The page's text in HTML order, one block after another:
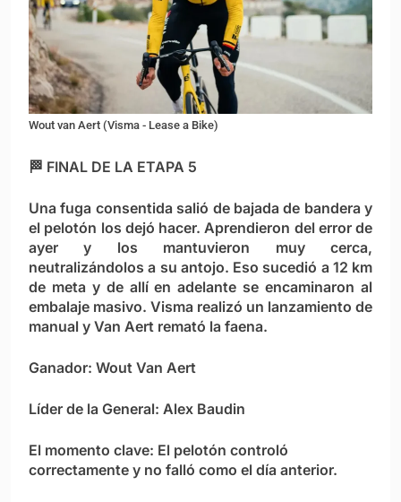
Wout van Aert (Visma - Lease a Bike)
🏁 FINAL DE LA ETAPA 5
Una fuga consentida salió de bajada de bandera y
el pelotón los dejó hacer. Aprendieron del error de
ayer y los mantuvieron muy cerca,
neutralizándolos a su antojo. Eso sucedió a 12 km
de meta y de allí en adelante se encaminaron al
embalaje masivo. Visma realizó un lanzamiento de
manual y Van Aert remató la faena.
Ganador: Wout Van Aert
Líder de la General: Alex Baudin
El momento clave: El pelotón controló
correctamente y no falló como el día anterior.